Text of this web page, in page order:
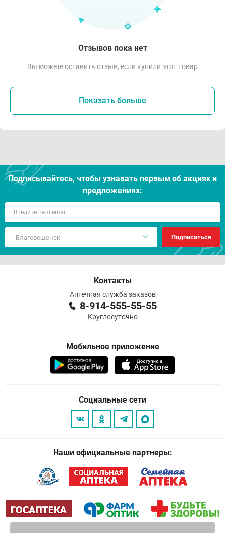
Отзывов пока нет
Вы можете оставить отзыв, если купили этот товар
Показать больше
Подписывайтесь, чтобы узнавать первым об акцияx и
предложениях:
Подписаться
Контакты
Аптечная служба заказов
8-914-555-55-55
Круглосуточно
Мобильное приложение
Социальные сети
Наши официальные партнеры: